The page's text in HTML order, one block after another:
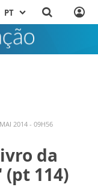
PT
2014 - 09H56
da
(pt 114)